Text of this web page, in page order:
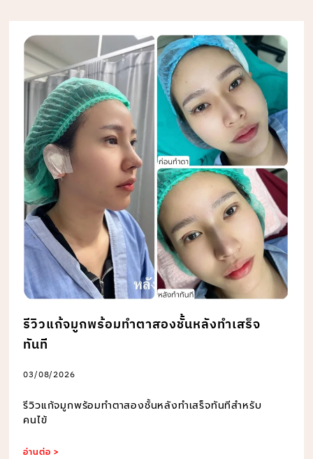
รีวิวแก้จมูกพร้อมทำตาสองชั้นหลังทำเสร็จ
ทันที
03/08/2026
รีวิวแก้จมูกพร้อมทำตาสองชั้นหลังทำเสร็จทันทีสำหรับ
คนไข้
อ่านต่อ >